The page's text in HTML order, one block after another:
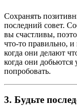
Сохранять
последний совет.
вы счастливы,
что-то правильно, и
когда они делают
когда они добьются
попробовать.
3. Будьте